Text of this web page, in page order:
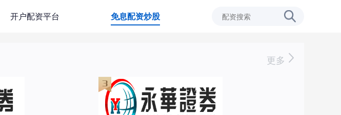
开户配资平台 免息配资炒股
更多